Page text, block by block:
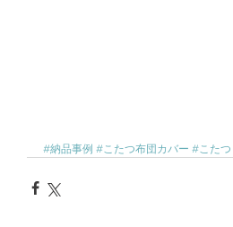
#納品事例 #こたつ布団カバー #こたつ